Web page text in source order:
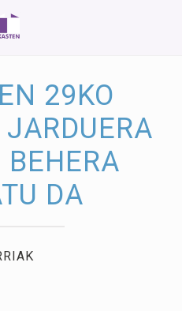
29KO
BEHERA
DA